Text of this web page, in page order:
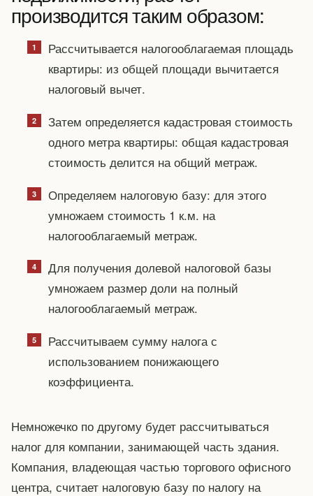
производится таким образом:
Рассчитывается налогооблагаемая площадь
квартиры: из общей площади вычитается
налоговый вычет.
Затем определяется кадастровая стоимость
одного метра квартиры: общая кадастровая
стоимость делится на общий метраж.
Определяем налоговую базу: для этого
умножаем стоимость 1 к.м. на
налогооблагаемый метраж.
Для получения долевой налоговой базы
умножаем размер доли на полный
налогооблагаемый метраж.
Рассчитываем сумму налога с
использованием понижающего
коэффициента.
Немножечко по другому будет рассчитываться
налог для компании, занимающей часть здания.
Компания, владеющая частью торгового офисного
центра, считает налоговую базу по налогу на